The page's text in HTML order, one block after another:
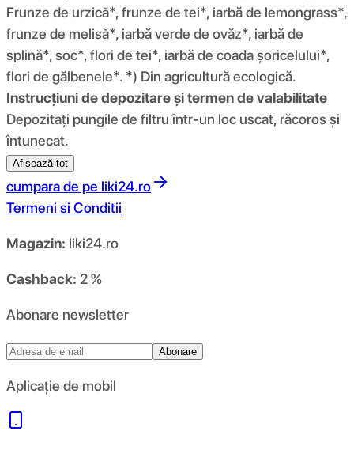
Frunze de urzică*, frunze de tei*, iarbă de lemongrass*,
frunze de melisă*, iarbă verde de ovăz*, iarbă de
splină*, soc*, flori de tei*, iarbă de coada șoricelului*,
flori de gălbenele*. *) Din agricultură ecologică.
Instrucțiuni de depozitare și termen de valabilitate
Depozitați pungile de filtru într-un loc uscat, răcoros și
întunecat.
Afișează tot
cumpara de pe liki24.ro
Termeni si Conditii
Magazin: liki24.ro
Cashback: 2 %
Abonare newsletter
Abonare
Aplicație de mobil